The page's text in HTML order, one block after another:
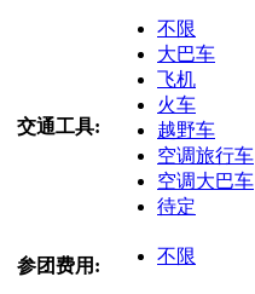
交通工具:
不限
大巴车
飞机
火车
越野车
空调旅行车
空调大巴车
待定
参团费用: 不限